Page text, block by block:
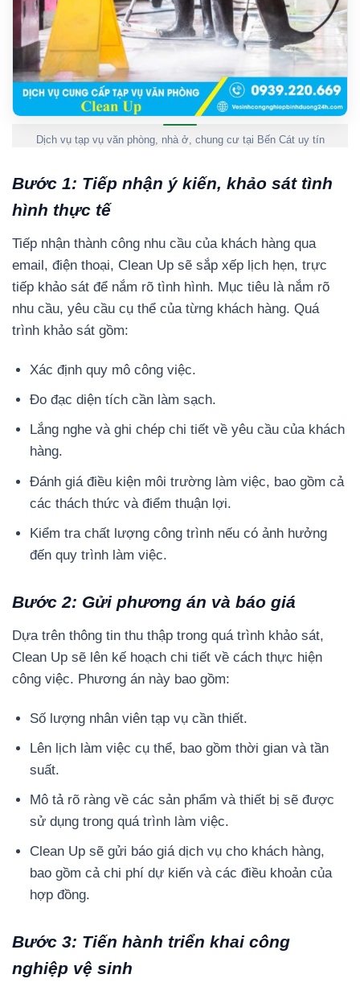
Dịch vụ tạp vụ văn phòng, nhà ở, chung cư tại Bến Cát uy tín
Bước 1: Tiếp nhận ý kiến, khảo sát tình
hình thực tế
Tiếp nhận thành công nhu cầu của khách hàng qua
email, điện thoại, Clean Up sẽ sắp xếp lịch hẹn, trực
tiếp khảo sát để nắm rõ tình hình. Mục tiêu là nắm rõ
nhu cầu, yêu cầu cụ thể của từng khách hàng. Quá
trình khảo sát gồm:
Xác định quy mô công việc.
Đo đạc diện tích cần làm sạch.
Lắng nghe và ghi chép chi tiết về yêu cầu của khách
hàng.
Đánh giá điều kiện môi trường làm việc, bao gồm cả
các thách thức và điểm thuận lợi.
Kiểm tra chất lượng công trình nếu có ảnh hưởng
đến quy trình làm việc.
Bước 2: Gửi phương án và báo giá
Dựa trên thông tin thu thập trong quá trình khảo sát,
Clean Up sẽ lên kế hoạch chi tiết về cách thực hiện
công việc. Phương án này bao gồm:
Số lượng nhân viên tạp vụ cần thiết.
Lên lịch làm việc cụ thể, bao gồm thời gian và tần
suất.
Mô tả rõ ràng về các sản phẩm và thiết bị sẽ được
sử dụng trong quá trình làm việc.
Clean Up sẽ gửi báo giá dịch vụ cho khách hàng,
bao gồm cả chi phí dự kiến và các điều khoản của
hợp đồng.
Bước 3: Tiến hành triển khai công
nghiệp vệ sinh